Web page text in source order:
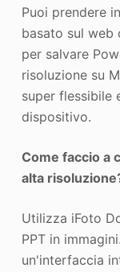
Puoi prendere
basato sul web
per salvare
risoluzione su
super flessibile
dispositivo.
Come faccio a
alta
Utilizza iFoto
PPT in
un'interfaccia